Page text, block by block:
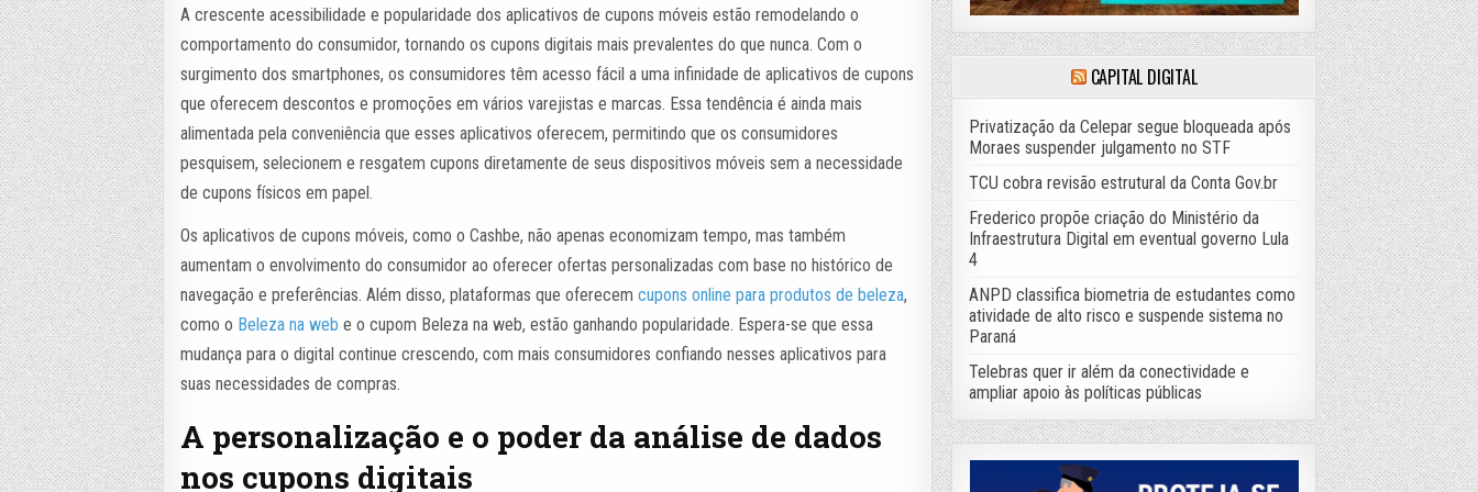
A crescente acessibilidade e popularidade dos aplicativos de cupons móveis estão remodelando o
comportamento do consumidor, tornando os cupons digitais mais prevalentes do que nunca. Com o
surgimento dos smartphones, os consumidores têm acesso fácil a uma infinidade de aplicativos de cupons
que oferecem descontos e promoções em vários varejistas e marcas. Essa tendência é ainda mais
alimentada pela conveniência que esses aplicativos oferecem, permitindo que os consumidores
pesquisem, selecionem e resgatem cupons diretamente de seus dispositivos móveis sem a necessidade
de cupons físicos em papel.
Os aplicativos de cupons móveis, como o Cashbe, não apenas economizam tempo, mas também
aumentam o envolvimento do consumidor ao oferecer ofertas personalizadas com base no histórico de
navegação e preferências. Além disso, plataformas que oferecemcupons online para produtos de beleza,
como o Beleza na web e o cupom Beleza na web, estão ganhando popularidade. Espera-se que essa
mudança para o digital continue crescendo, com mais consumidores confiando nesses aplicativos para
suas necessidades de compras.
A personalização e o poder da análise de dados
nos cupons digitais
CAPITAL DIGITAL
Privatização da Celepar segue bloqueada após
Moraes suspender julgamento no STF
TCU cobra revisão estrutural da Conta Gov.br
Frederico propõe criação do Ministério da
Infraestrutura Digital em eventual governo Lula
4
ANPD classifica biometria de estudantes como
atividade de alto risco e suspende sistema no
Paraná
Telebras quer ir além da conectividade e
ampliar apoio às políticas públicas